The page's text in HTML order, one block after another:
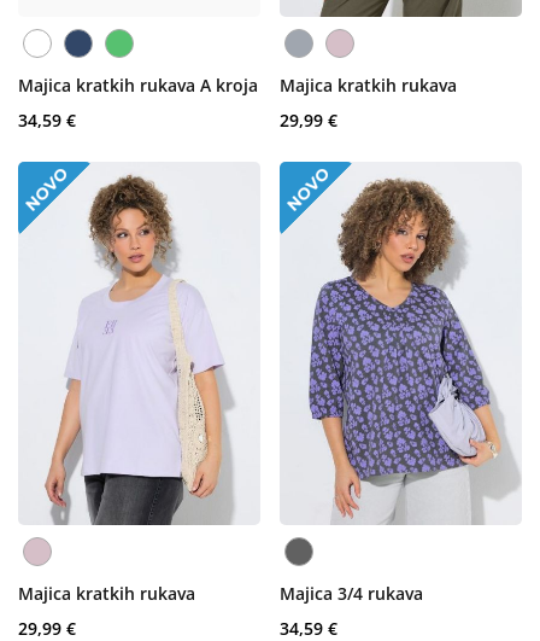
Majica kratkih rukava A kroja
34,59 €
Majica kratkih rukava
29,99 €
Majica kratkih rukava
29,99 €
Majica 3/4 rukava
34,59 €